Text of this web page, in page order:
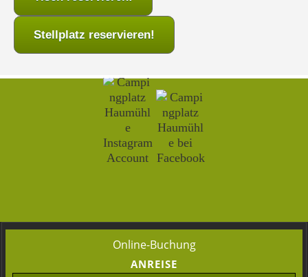
Stellplatz reservieren!
Online-Buchung
ANREISE